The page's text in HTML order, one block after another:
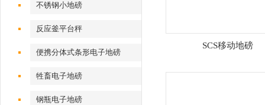
不锈钢小地磅
反应釜平台秤
便携分体式条形电子地磅
牲畜电子地磅
钢瓶电子地磅
SCS移动地磅